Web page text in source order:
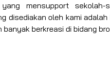
mensupport
disediakan oleh kami
banyak berkreasi di bidang